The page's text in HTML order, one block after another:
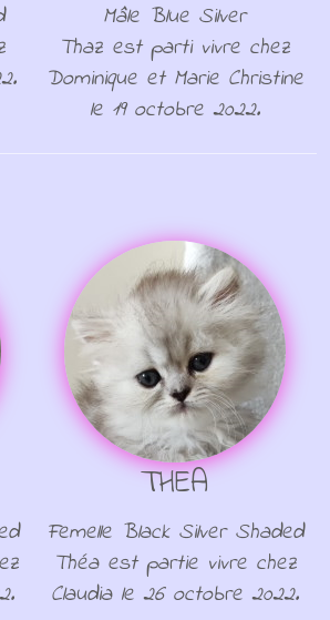
Mâle Blue Silver
Thaz est parti vivre chez
Dominique et Marie Christine
le 19 octobre 2022.
THEA
Femelle Black Silver Shaded
Théa est partie vivre chez
Claudia le 26 octobre 2022.